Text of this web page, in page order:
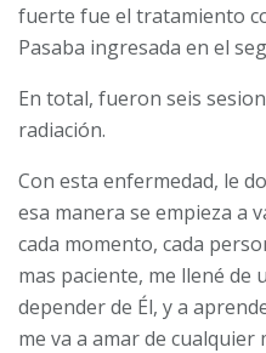
fuerte fue el tratamiento
Pasaba ingresada en el
En total, fueron seis
radiación.
Con esta enfermedad, le
esa manera se empieza a
cada momento, cada
mas paciente, me llené de
depender de Él, y a
me va a amar de cualquier